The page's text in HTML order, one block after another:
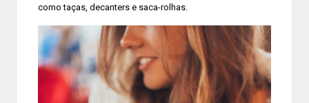
como taças, decanters e saca-rolhas.